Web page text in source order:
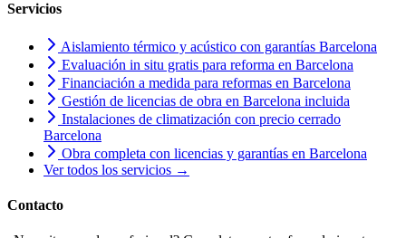
Servicios
Aislamiento térmico y acústico con garantías Barcelona
Evaluación in situ gratis para reforma en Barcelona
Financiación a medida para reformas en Barcelona
Gestión de licencias de obra en Barcelona incluida
Instalaciones de climatización con precio cerrado
Barcelona
Obra completa con licencias y garantías en Barcelona
Ver todos los servicios →
Contacto